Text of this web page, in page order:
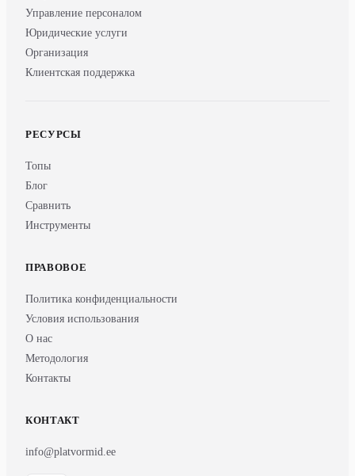
Управление персоналом
Юридические услуги
Организация
Клиентская поддержка
РЕСУРСЫ
Топы
Блог
Сравнить
Инструменты
ПРАВОВОЕ
Политика конфиденциальности
Условия использования
О нас
Методология
Контакты
КОНТАКТ
info@platvormid.ee